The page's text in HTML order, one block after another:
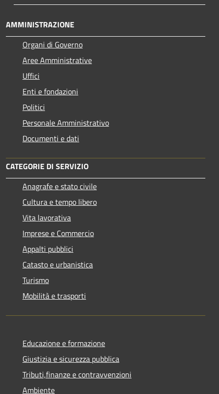
AMMINISTRAZIONE
Organi di Governo
Aree Amministrative
Uffici
Enti e fondazioni
Politici
Personale Amministrativo
Documenti e dati
CATEGORIE DI SERVIZIO
Anagrafe e stato civile
Cultura e tempo libero
Vita lavorativa
Imprese e Commercio
Appalti pubblici
Catasto e urbanistica
Turismo
Mobilità e trasporti
Educazione e formazione
Giustizia e sicurezza pubblica
Tributi,finanze e contravvenzioni
Ambiente